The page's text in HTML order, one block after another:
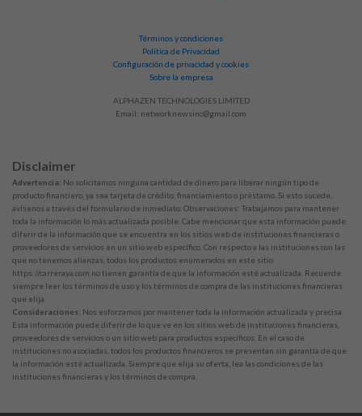
Términos y condiciones
Política de Privacidad
Configuración de privacidad y cookies
Sobre la empresa
ALPHAZEN TECHNOLOGIES LIMITED
Email: networknewsinc@gmail.com
Disclaimer
Advertencia: No solicitamos ninguna cantidad de dinero para liberar ningún tipo de
producto financiero, ya sea tarjeta de crédito, financiamiento o préstamo. Si esto sucede,
avísenos a través del formulario de inmediato. Observaciones: Trabajamos para mantener
toda la información lo más actualizada posible. Cabe mencionar que esta información puede
diferir de la información que se encuentra en los sitios web de instituciones financieras o
proveedores de servicios en un sitio web específico. Con respecto a las instituciones con las
que no tenemos alianzas, todos los productos enumerados en este sitio
https://carreraya.com no tienen garantía de que la información esté actualizada. Recuerde
siempre leer los términos de uso y los términos de compra de las instituciones financieras
que elija.
Consideraciones: Nos esforzamos por mantener toda la información actualizada y precisa.
Esta información puede diferir de lo que ve en los sitios web de instituciones financieras,
proveedores de servicios o un sitio web para productos específicos. En el caso de
instituciones no asociadas, todos los productos financieros se presentan sin garantía de que
la información esté actualizada. Siempre que elija su oferta, lea las condiciones de las
instituciones financieras y los términos de compra.